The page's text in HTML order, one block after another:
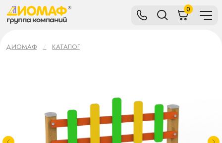
0
ДИОМАФ КАТАЛОГ